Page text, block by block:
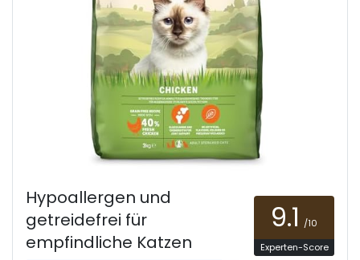
Hypoallergen und
getreidefrei für
empfindliche Katzen
9.1 /10
Experten-Score